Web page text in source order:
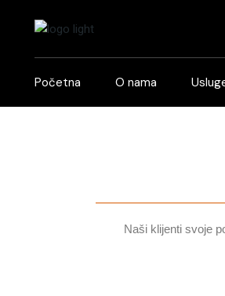
Početna O nama
Naši klijenti svoje